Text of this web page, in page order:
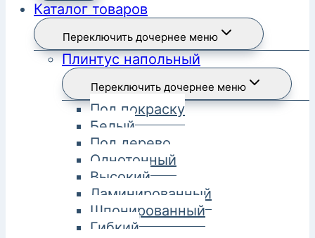
Каталог товаров
Переключить дочернее меню
Плинтус напольный
Переключить дочернее меню
Под покраску
Белый
Под дерево
Однотонный
Высокий
Ламинированный
Шпонированный
Гибкий